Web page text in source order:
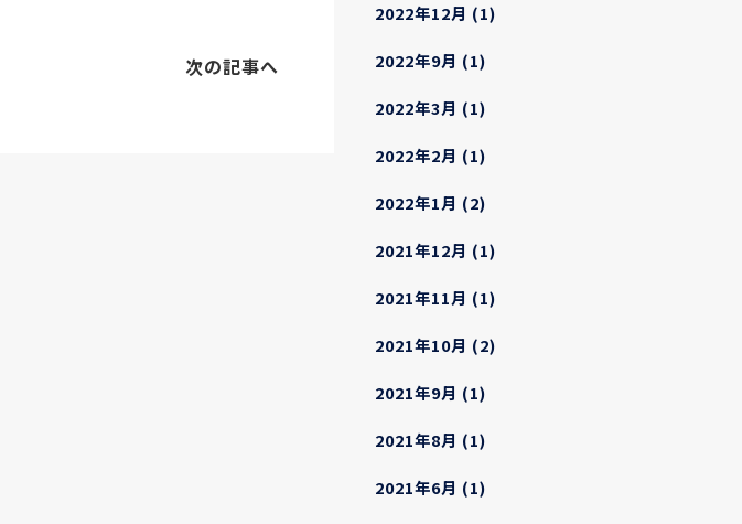
次の記事へ
2022年12月 (1)
2022年9月 (1)
2022年3月 (1)
2022年2月 (1)
2022年1月 (2)
2021年12月 (1)
2021年11月 (1)
2021年10月 (2)
2021年9月 (1)
2021年8月 (1)
2021年6月 (1)